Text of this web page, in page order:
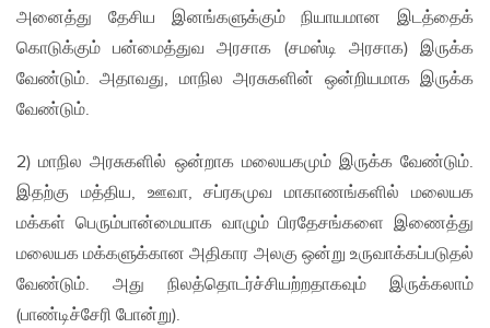
அனைத்து தேசிய இனங்களுக்கும் நியாயமான இடத்தைக்
கொடுக்கும் பன்மைத்துவ அரசாக (சமஸ்டி அரசாக) இருக்க
வேண்டும். அதாவது, மாநில அரசுகளின் ஒன்றியமாக இருக்க
வேண்டும்.
2) மாநில அரசுகளில் ஒன்றாக மலையகமும் இருக்க வேண்டும்.
இதற்கு மத்திய, ஊவா, சப்ரகமுவ மாகாணங்களில் மலையக
மக்கள் பெரும்பான்மையாக வாழும் பிரதேசங்களை இணைத்து
மலையக மக்களுக்கான அதிகார அலகு ஒன்று உருவாக்கப்படுதல்
வேண்டும். அது நிலத்தொடர்ச்சியற்றதாகவும் இருக்கலாம்
(பாண்டிச்சேரி போன்று).